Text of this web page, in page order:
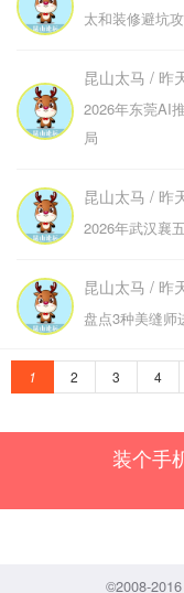
太和装修避坑
昆山太马 / 昨
2026年东莞AI
局
昆山太马 / 昨
2026年武汉襄
昆山太马 / 昨
盘点3种美缝师
1 2 3 4
装个手
©2008-